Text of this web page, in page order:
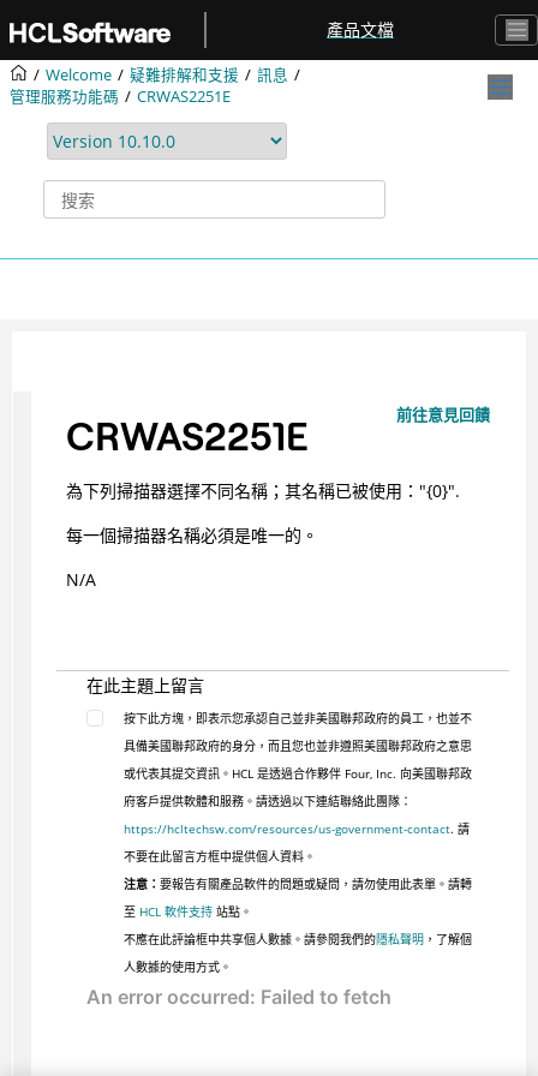
產品文檔
Welcome 疑難排解和支援
訊息
管理服務功能碼
CRWAS2251E
前往意見回饋
CRWAS2251E
為下列掃描器選擇不同名稱；其名稱已被使用："{0}".
每一個掃描器名稱必須是唯一的。
N/A
在此主題上留言
按下此方塊，即表示您承認自己並非美國聯邦政府的員工，也並不
具備美國聯邦政府的身分，而且您也並非遵照美國聯邦政府之意思
或代表其提交資訊。HCL 是透過合作夥伴 Four, Inc. 向美國聯邦政
府客戶提供軟體和服務。請透過以下連結聯絡此團隊：
https://hcltechsw.com/resources/us-government-contact. 請
不要在此留言方框中提供個人資料。
注意： 要報告有關產品軟件的問題或疑問，請勿使用此表單。請轉
至 HCL 軟件支持站點。
不應在此評論框中共享個人數據。請參閱我們的隱私聲明 ，了解個
人數據的使用方式。